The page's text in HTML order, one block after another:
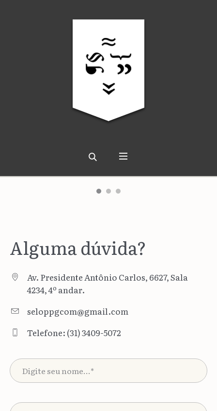
Alguma dúvida?
Av. Presidente Antônio Carlos, 6627, Sala
4234, 4º andar.
seloppgcom@gmail.com
Telefone: (31) 3409-5072